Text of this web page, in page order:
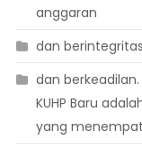
anggaran
dan berintegritas
dan
KUHP Baru
yang